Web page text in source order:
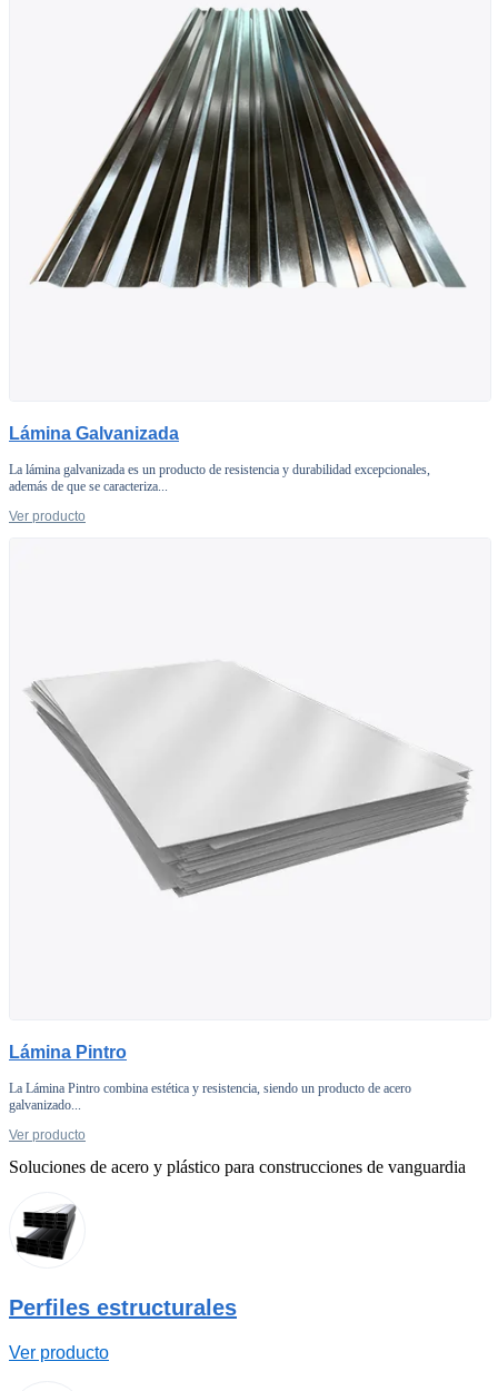
Lámina Galvanizada
La lámina galvanizada es un producto de resistencia y durabilidad excepcionales,
además de que se caracteriza...
Ver producto
Lámina Pintro
La Lámina Pintro combina estética y resistencia, siendo un producto de acero
galvanizado...
Ver producto
Soluciones de acero y plástico para construcciones de vanguardia
Perfiles estructurales
Ver producto